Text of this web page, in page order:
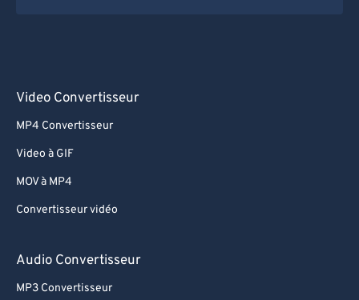
Video Convertisseur
MP4 Convertisseur
Video à GIF
MOV à MP4
Convertisseur vidéo
Audio Convertisseur
MP3 Convertisseur